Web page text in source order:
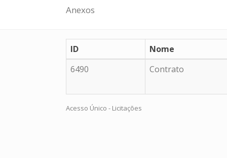
Anexos
ID
Nome
6490
Contrato
Acesso Único - Licitações